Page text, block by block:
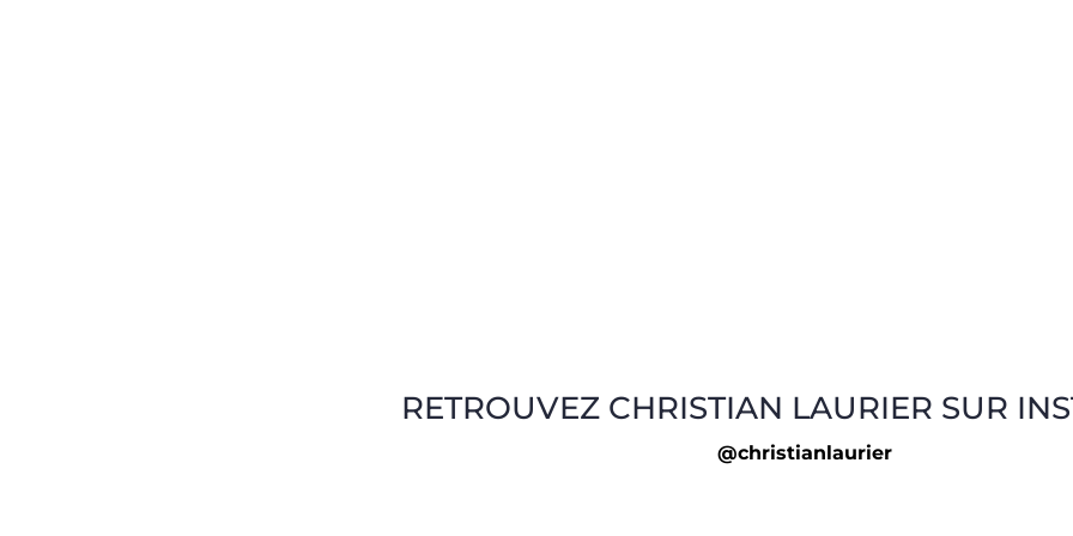
RETROUVEZ CHRISTIAN LAURIER SUR
@christianlaurier